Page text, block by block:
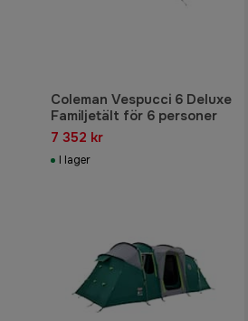
Coleman Vespucci 6 Deluxe
Familjetält för 6 personer
7 352 kr
I lager